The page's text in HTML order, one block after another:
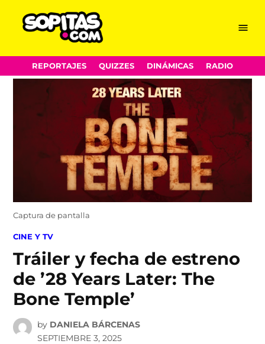
Skip
to
Menu
REPORTAJES QUIZZES DINÁMICAS RADIO
Captura de pantalla
POSTED
CINE Y TV
Tráiler y fecha de estreno
de ’28 Years Later: The
Bone Temple’
by DANIELA BÁRCENAS
SEPTIEMBRE 3, 2025